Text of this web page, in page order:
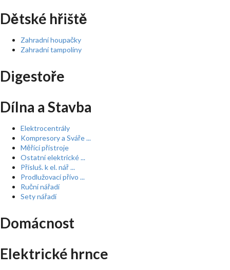
Dětské hřiště
Zahradní houpačky
Zahradní tampolíny
Digestoře
Dílna a Stavba
Elektrocentrály
Kompresory a Sváře ...
Měřící přístroje
Ostatní elektrické ...
Přísluš. k el. nář ...
Prodlužovací přívo ...
Ruční nářadí
Sety nářadí
Domácnost
Elektrické hrnce